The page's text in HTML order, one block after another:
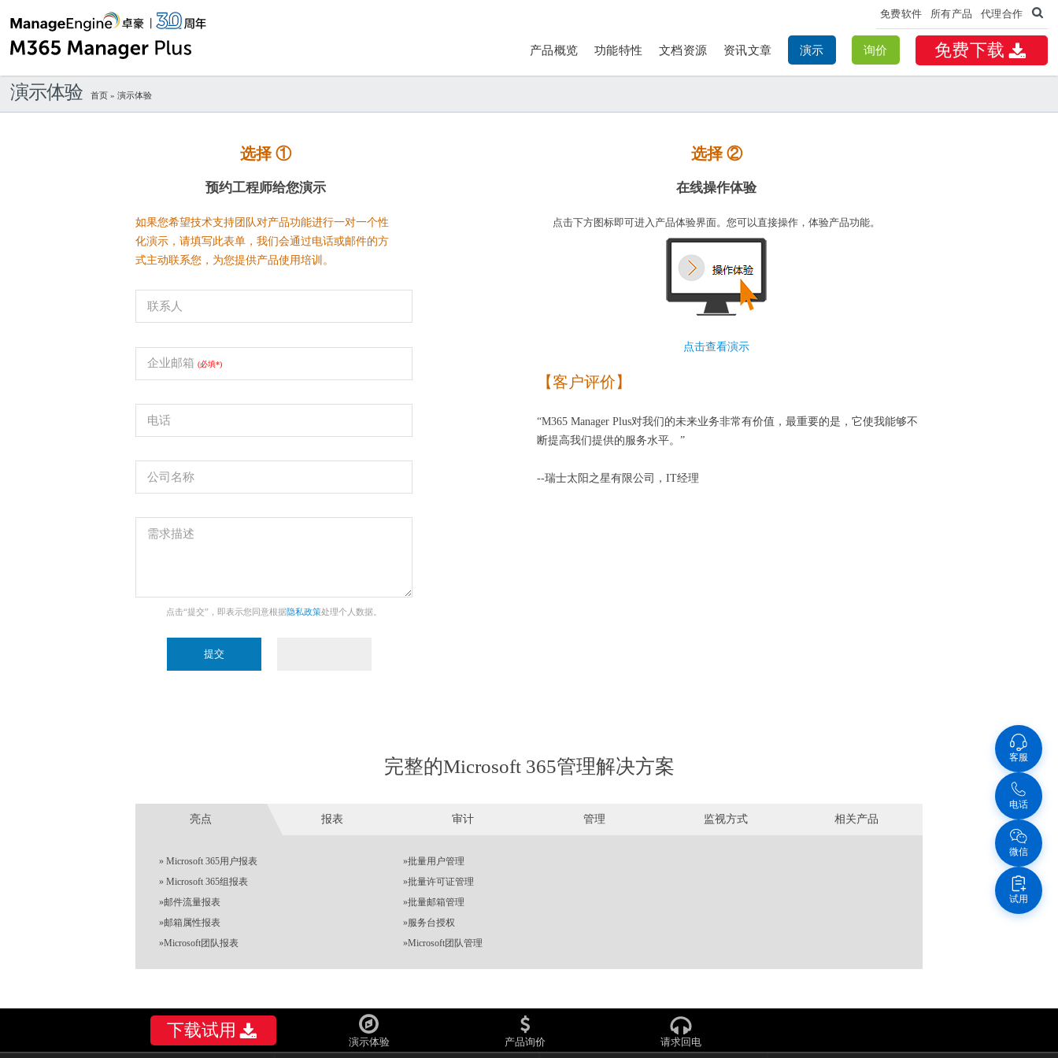
免费软件 所有产品 代理合作
免费下载
产品概览 功能特性 文档资源 资讯文章 演示 询价
演示体验 首页 » 演示体验
选择 ①
预约工程师给您演示
如果您希望技术支持团队对产品功能进行一对一个性
化演示，请填写此表单，我们会通过电话或邮件的方
式主动联系您，为您提供产品使用培训。
联系人
企业邮箱 (必填*)
电话
公司名称
需求描述
点击“提交”，即表示您同意根据隐私政策处理个人数据。
选择 ②
在线操作体验
点击下方图标即可进入产品体验界面。您可以直接操作，体验产品功能。
点击查看演示
【客户评价】
“M365 Manager Plus对我们的未来业务非常有价值，最重要的是，它使我能够不
断提高我们提供的服务水平。”
--瑞士太阳之星有限公司，IT经理
完整的Microsoft 365管理解决方案
亮点 报表 审计 管理 监视方式 相关产品
» Microsoft 365用户报表
» Microsoft 365组报表
»邮件流量报表
»邮箱属性报表
»Microsoft团队报表
»批量用户管理
»批量许可证管理
»批量邮箱管理
»服务台授权
»Microsoft团队管理
下载试用
演示体验 产品询价 请求回电
客服
电话
微信
试用